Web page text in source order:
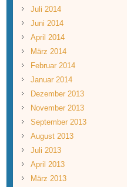
Juli 2014
Juni 2014
April 2014
März 2014
Februar 2014
Januar 2014
Dezember 2013
November 2013
September 2013
August 2013
Juli 2013
April 2013
März 2013